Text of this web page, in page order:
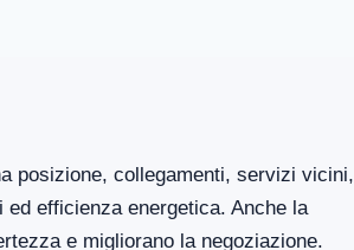
posizione, collegamenti, servizi vicini,
efficienza energetica. Anche la
e migliorano la negoziazione.